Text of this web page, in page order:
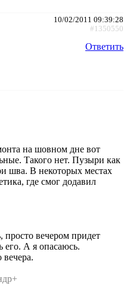
10/02/2011 09:39:28
#1350550
Ответить
на шовном дне вот
Такого нет. Пузыри как
шва. В некоторых местах
где смог додавил
просто вечером придет
его. А я опасаюсь.